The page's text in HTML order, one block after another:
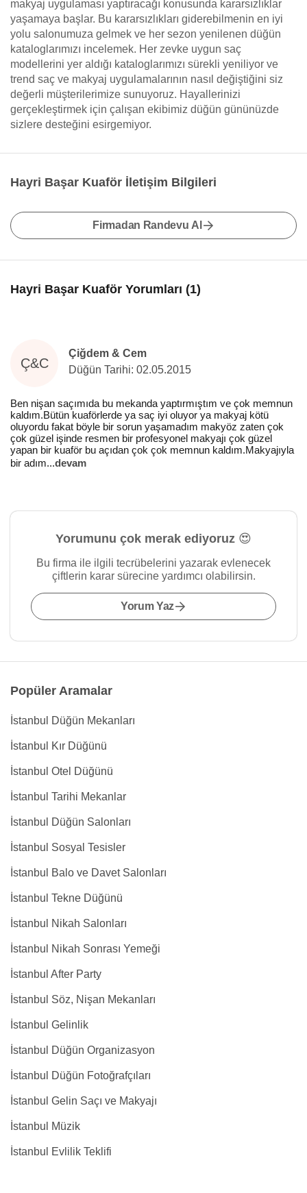
makyaj uygulaması yaptıracağı konusunda kararsızlıklar
yaşamaya başlar. Bu kararsızlıkları giderebilmenin en iyi
yolu salonumuza gelmek ve her sezon yenilenen düğün
kataloglarımızı incelemek. Her zevke uygun saç
modellerini yer aldığı kataloglarımızı sürekli yeniliyor ve
trend saç ve makyaj uygulamalarının nasıl değiştiğini siz
değerli müşterilerimize sunuyoruz. Hayallerinizi
gerçekleştirmek için çalışan ekibimiz düğün gününüzde
sizlere desteğini esirgemiyor.
Hayri Başar Kuaför İletişim Bilgileri
Firmadan Randevu Al
Hayri Başar Kuaför Yorumları (1)
Ç&C
Çiğdem & Cem
Düğün Tarihi: 02.05.2015
Ben nişan saçımıda bu mekanda yaptırmıştım ve çok memnun
kaldım.Bütün kuaförlerde ya saç iyi oluyor ya makyaj kötü
oluyordu fakat böyle bir sorun yaşamadım makyöz zaten çok
çok güzel işinde resmen bir profesyonel makyajı çok güzel
yapan bir kuaför bu açıdan çok çok memnun kaldım.Makyajıyla
bir adım...devam
Yorumunu çok merak ediyoruz 😍
Bu firma ile ilgili tecrübelerini yazarak evlenecek
çiftlerin karar sürecine yardımcı olabilirsin.
Yorum Yaz
Popüler Aramalar
İstanbul Düğün Mekanları
İstanbul Kır Düğünü
İstanbul Otel Düğünü
İstanbul Tarihi Mekanlar
İstanbul Düğün Salonları
İstanbul Sosyal Tesisler
İstanbul Balo ve Davet Salonları
İstanbul Tekne Düğünü
İstanbul Nikah Salonları
İstanbul Nikah Sonrası Yemeği
İstanbul After Party
İstanbul Söz, Nişan Mekanları
İstanbul Gelinlik
İstanbul Düğün Organizasyon
İstanbul Düğün Fotoğrafçıları
İstanbul Gelin Saçı ve Makyajı
İstanbul Müzik
İstanbul Evlilik Teklifi